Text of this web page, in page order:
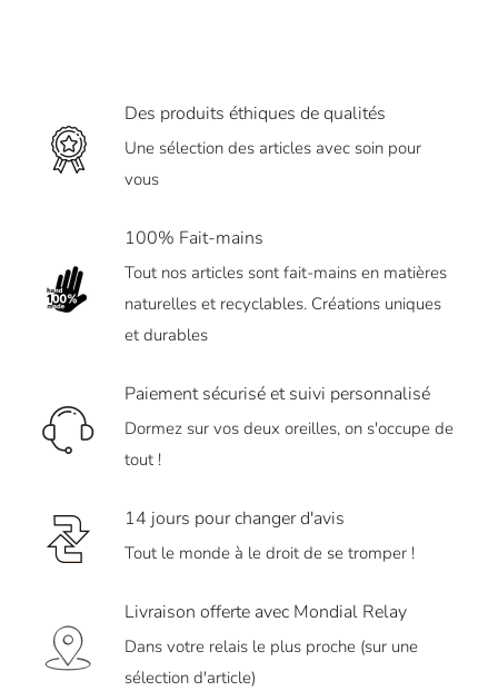
Des produits éthiques de qualités
Une sélection des articles avec soin pour
vous
100% Fait-mains
Tout nos articles sont fait-mains en matières
naturelles et recyclables. Créations uniques
et durables
Paiement sécurisé et suivi personnalisé
Dormez sur vos deux oreilles, on s'occupe de
tout !
14 jours pour changer d'avis
Tout le monde à le droit de se tromper !
Livraison offerte avec Mondial Relay
Dans votre relais le plus proche (sur une
sélection d'article)